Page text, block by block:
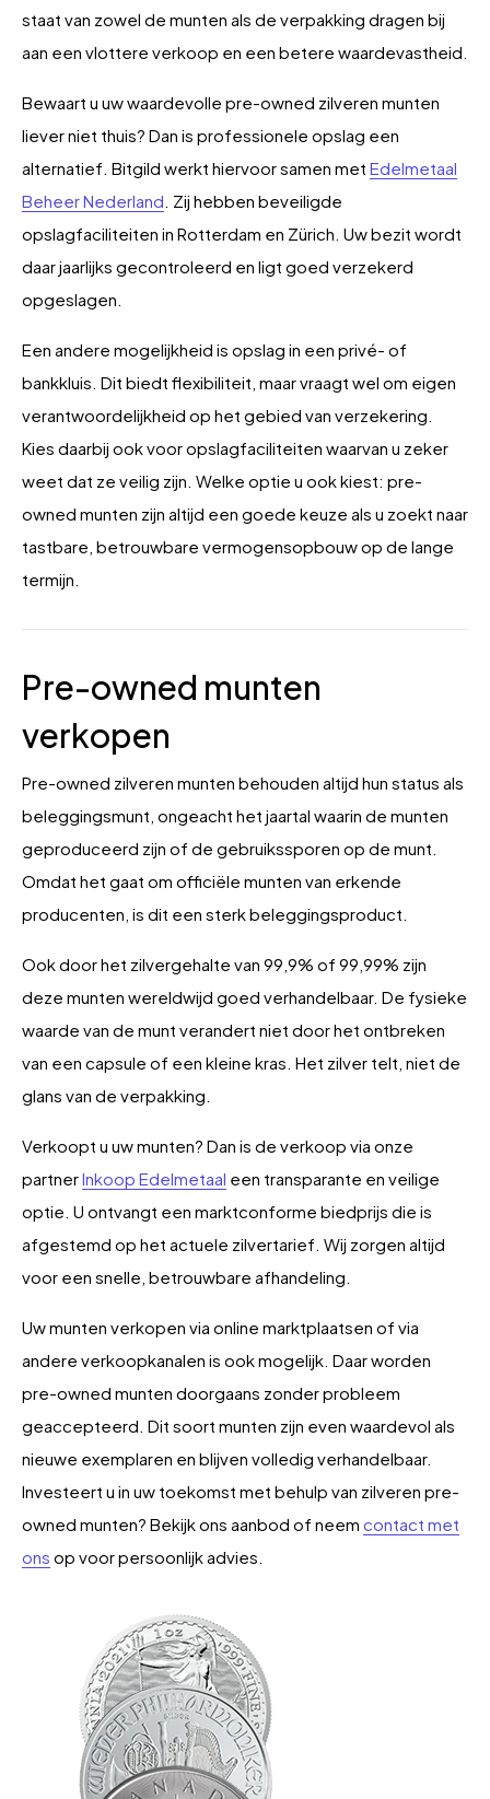
staat van zowel de munten als de verpakking dragen bij
aan een vlottere verkoop en een betere waardevastheid.
Bewaart u uw waardevolle pre-owned zilveren munten
liever niet thuis? Dan is professionele opslag een
alternatief. Bitgild werkt hiervoor samen met Edelmetaal
Beheer Nederland. Zij hebben beveiligde
opslagfaciliteiten in Rotterdam en Zürich. Uw bezit wordt
daar jaarlijks gecontroleerd en ligt goed verzekerd
opgeslagen.
Een andere mogelijkheid is opslag in een privé- of
bankkluis. Dit biedt flexibiliteit, maar vraagt wel om eigen
verantwoordelijkheid op het gebied van verzekering.
Kies daarbij ook voor opslagfaciliteiten waarvan u zeker
weet dat ze veilig zijn. Welke optie u ook kiest: pre-
owned munten zijn altijd een goede keuze als u zoekt naar
tastbare, betrouwbare vermogensopbouw op de lange
termijn.
Pre-owned munten
verkopen
Pre-owned zilveren munten behouden altijd hun status als
beleggingsmunt, ongeacht het jaartal waarin de munten
geproduceerd zijn of de gebruikssporen op de munt.
Omdat het gaat om officiële munten van erkende
producenten, is dit een sterk beleggingsproduct.
Ook door het zilvergehalte van 99,9% of 99,99% zijn
deze munten wereldwijd goed verhandelbaar. De fysieke
waarde van de munt verandert niet door het ontbreken
van een capsule of een kleine kras. Het zilver telt, niet de
glans van de verpakking.
Verkoopt u uw munten? Dan is de verkoop via onze
partnerInkoop Edelmetaal een transparante en veilige
optie. U ontvangt een marktconforme biedprijs die is
afgestemd op het actuele zilvertarief. Wij zorgen altijd
voor een snelle, betrouwbare afhandeling.
Uw munten verkopen via online marktplaatsen of via
andere verkoopkanalen is ook mogelijk. Daar worden
pre-owned munten doorgaans zonder probleem
geaccepteerd. Dit soort munten zijn even waardevol als
nieuwe exemplaren en blijven volledig verhandelbaar.
Investeert u in uw toekomst met behulp van zilveren pre-
owned munten? Bekijk ons aanbod of neem contact met
ons op voor persoonlijk advies.